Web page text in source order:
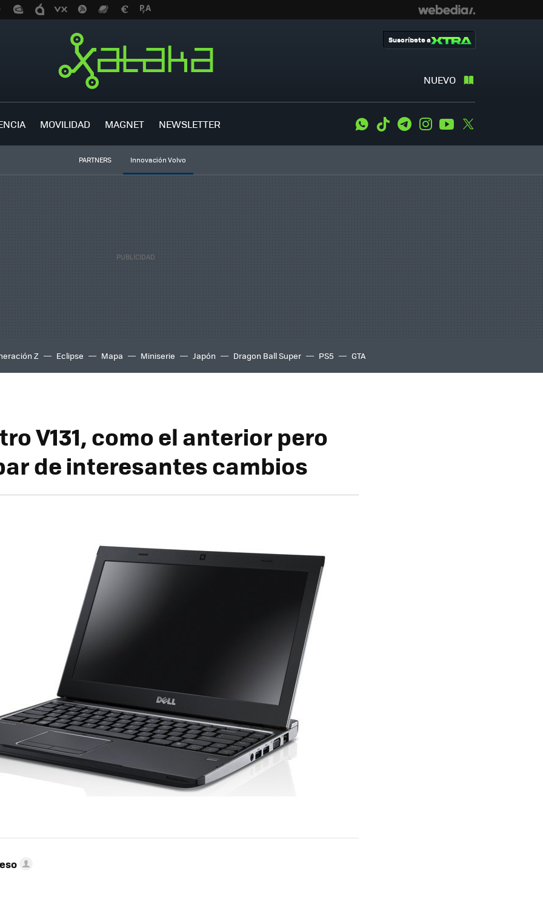
NUEVO
Suscríbete a
MOVILIDAD MAGNET NEWSLETTER WhatsApp
Tiktok TelegramInstagramYoutube
PARTNERS Innovación Volvo
Z Eclipse Mapa Miniserie Japón Dragon Ball Super PS5 GTA
V131, como el anterior pero
de interesantes cambios